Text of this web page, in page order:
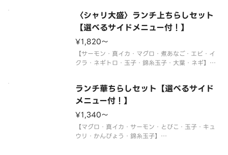
※年末年始・お盆期間中はランチの販売をお休みさ
せていただく場合がございます。
サイドメニュー
〈シャリ大盛〉ランチ上ちらしセット
【選べるサイドメニュー付！】
¥1,820〜
【サーモン・真イカ・マグロ・煮あなご・エビ・イ
クラ・ネギトロ・玉子・錦糸玉子・大葉・ネギ】
※年末年始・お盆期間中はランチの販売をお休みさ
せていただく場合がございます。
サイドメニュー
ランチ華ちらしセット【選べるサイド
メニュー付！】
¥1,340〜
【マグロ・真イカ・サーモン・とびこ・玉子・キュ
ウリ・かんぴょう・錦糸玉子】